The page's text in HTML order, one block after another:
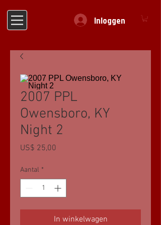
Inloggen
2007 PPL
Owensboro, KY
Night 2
US$ 25,00
Aantal *
In winkelwagen